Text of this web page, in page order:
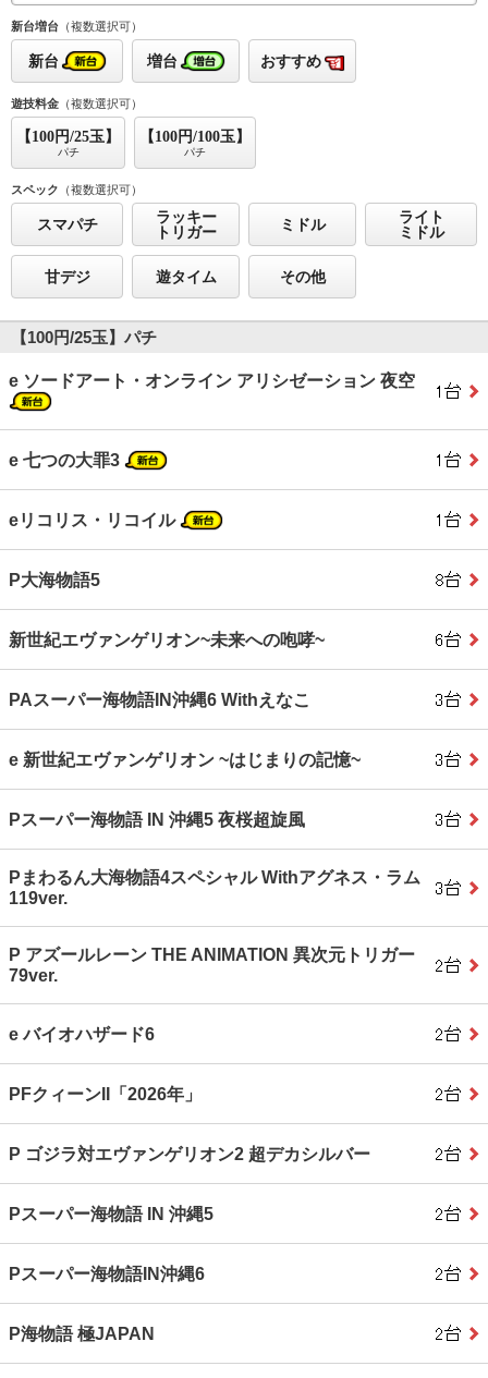
新台増台 （複数選択可）
新台 増台 おすすめ
遊技料金 （複数選択可）
【100円/25玉】
パチ
【100円/100玉】
パチ
スペック （複数選択可）
スマパチ
ラッキー
トリガー
ミドル
ライト
ミドル
甘デジ 遊タイム その他
【100円/25玉】パチ
e ソードアート・オンライン アリシゼーション 夜空
e 七つの大罪3
eリコリス・リコイル
P大海物語5
新世紀エヴァンゲリオン~未来への咆哮~
PAスーパー海物語IN沖縄6 Withえなこ
e 新世紀エヴァンゲリオン ~はじまりの記憶~
Pスーパー海物語 IN 沖縄5 夜桜超旋風
Pまわるん大海物語4スペシャル Withアグネス・ラム
119ver.
P アズールレーン THE ANIMATION 異次元トリガー
79ver.
e バイオハザード6
PFクィーンII「2026年」
P ゴジラ対エヴァンゲリオン2 超デカシルバー
Pスーパー海物語 IN 沖縄5
Pスーパー海物語IN沖縄6
P海物語 極JAPAN